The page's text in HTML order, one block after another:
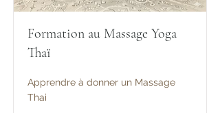
Formation au Massage Yoga
Thaï
Apprendre à donner un Massage
Thai